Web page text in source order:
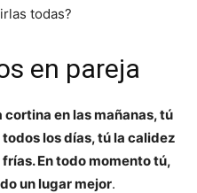
todas?
en pareja
cortina en las mañanas, tú
los días, tú la calidez
En todo momento tú,
un lugar mejor.